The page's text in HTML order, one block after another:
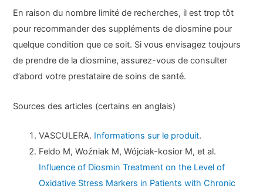
En raison du nombre limité de recherches, il est trop tôt
pour recommander des suppléments de diosmine pour
quelque condition que ce soit. Si vous envisagez toujours
de prendre de la diosmine, assurez-vous de consulter
d’abord votre prestataire de soins de santé.
Sources des articles (certains en anglais)
VASCULERA. Informations sur le produit.
Feldo M, Woźniak M, Wójciak-kosior M, et al.
Influence of Diosmin Treatment on the Level of
Oxidative Stress Markers in Patients with Chronic